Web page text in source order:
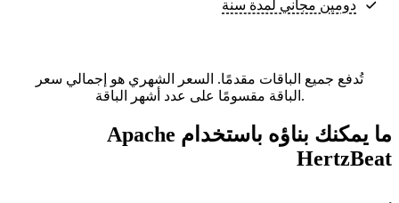
دومين مجاني لمدة سنة
تُدفع جميع الباقات مقدمًا. السعر الشهري هو إجمالي سعر
الباقة مقسومًا على عدد أشهر الباقة.
ما يمكنك بناؤه باستخدام Apache
HertzBeat